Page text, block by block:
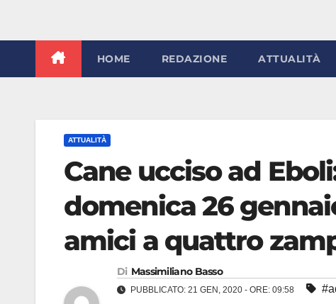
HOME REDAZIONE ATTUALITÀ
ATTUALITÀ
Cane ucciso ad
domenica 26
amici a quattro
Di Massimiliano Basso
PUBBLICATO: 21 GEN, 2020 - ORE: 09:58